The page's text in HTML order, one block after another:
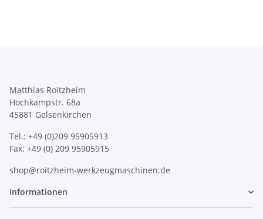
Matthias Roitzheim
Hochkampstr. 68a
45881 Gelsenkirchen
Tel.: +49 (0)209 95905913
Fax: +49 (0) 209 95905915
shop@roitzheim-werkzeugmaschinen.de
Informationen